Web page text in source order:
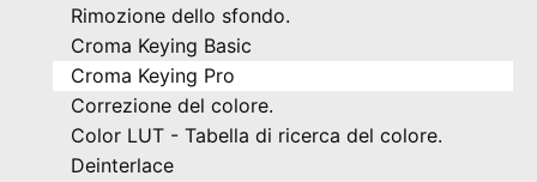
Rimozione dello sfondo.
Croma Keying Basic
Croma Keying Pro
Correzione del colore.
Color LUT - Tabella di ricerca del colore.
Deinterlace